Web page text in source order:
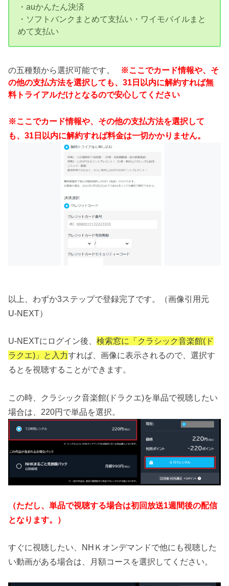
・auかんたん決済
・ソフトバンクまとめて支払い・ワイモバイルまと
めて支払い
の五種類から選択可能です。 ※ここでカード情報や、そ
の他の支払方法を選択しても、31日以内に解約すれば無
料トライアルだけとなるので安心してください
※ここでカード情報や、その他の支払方法を選択して
も、31日以内に解約すれば料金は一切かかりません。
以上、わずか3ステップで登録完了です。（画像引用元
U-NEXT）
U-NEXTにログイン後、検索窓に「クラシック音楽館(ド
ラクエ)」と入力すれば、画像に表示されるので、選択す
るとを視聴することができます。
この時、クラシック音楽館(ドラクエ)を単品で視聴したい
場合は、220円で単品を選択。
（ただし、単品で視聴する場合は初回放送1週間後の配信
となります。）
すぐに視聴したい、NHＫオンデマンドで他にも視聴した
い動画がある場合は、月額コースを選択してください。